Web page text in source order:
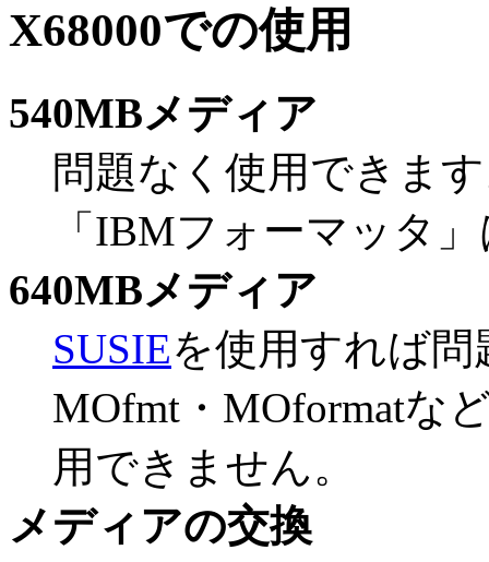
X68000での使用
540MBメディア
問題なく使用できま
「IBMフォーマッタ
640MBメディア
SUSIEを使用すれば
MOfmt・MOformatな
用できません。
メディアの交換